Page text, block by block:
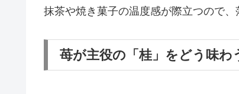
抹茶や焼き菓子の温度感が際立つので
苺が主役の「桂」をどう味わ